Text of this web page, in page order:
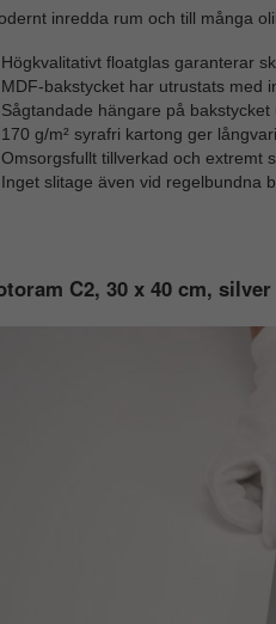
inredda rum och till många
Högkvalitativt floatglas garanterar
MDF-bakstycket har utrustats med
Sågtandade hängare på
170 g/m² syrafri kartong ger
Omsorgsfullt tillverkad och extremt
Inget slitage även vid regelbundna
C2, 30 x 40 cm,